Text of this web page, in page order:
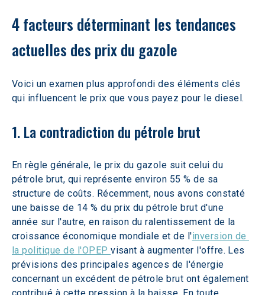
4 facteurs déterminant les tendances
actuelles des prix du gazole
Voici un examen plus approfondi des éléments clés
qui influencent le prix que vous payez pour le diesel.
1. La contradiction du pétrole brut
En règle générale, le prix du gazole suit celui du
pétrole brut, qui représente environ 55 % de sa
structure de coûts. Récemment, nous avons constaté
une baisse de 14 % du prix du pétrole brut d'une
année sur l'autre, en raison du ralentissement de la
croissance économique mondiale et de l'inversion de
la politique de l'OPEP visant à augmenter l'offre. Les
prévisions des principales agences de l'énergie
concernant un excédent de pétrole brut ont également